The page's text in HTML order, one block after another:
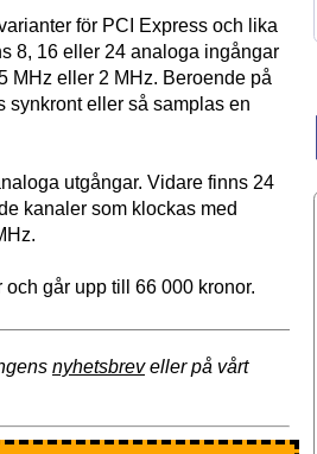
för PCI Express och lika
8, 16 eller 24 analoga ingångar
MHz eller 2 MHz. Beroende på
synkront eller så samplas en
utgångar. Vidare finns 24
kanaler som klockas med
går upp till 66 000 kronor.
nyhetsbreveller på vårt